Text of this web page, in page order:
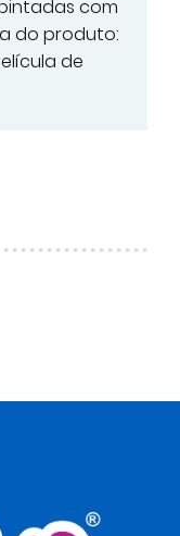
com
do produto:
de